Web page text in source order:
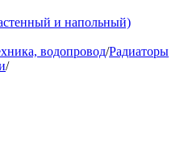
и напольный)
водопровод/Радиаторы
/